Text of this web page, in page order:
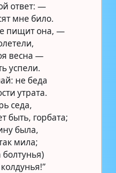
ответ: —
мне било.
пищит она, —
весна —
успели.
не беда
утрата.
седа,
быть, горбата;
была,
мила;